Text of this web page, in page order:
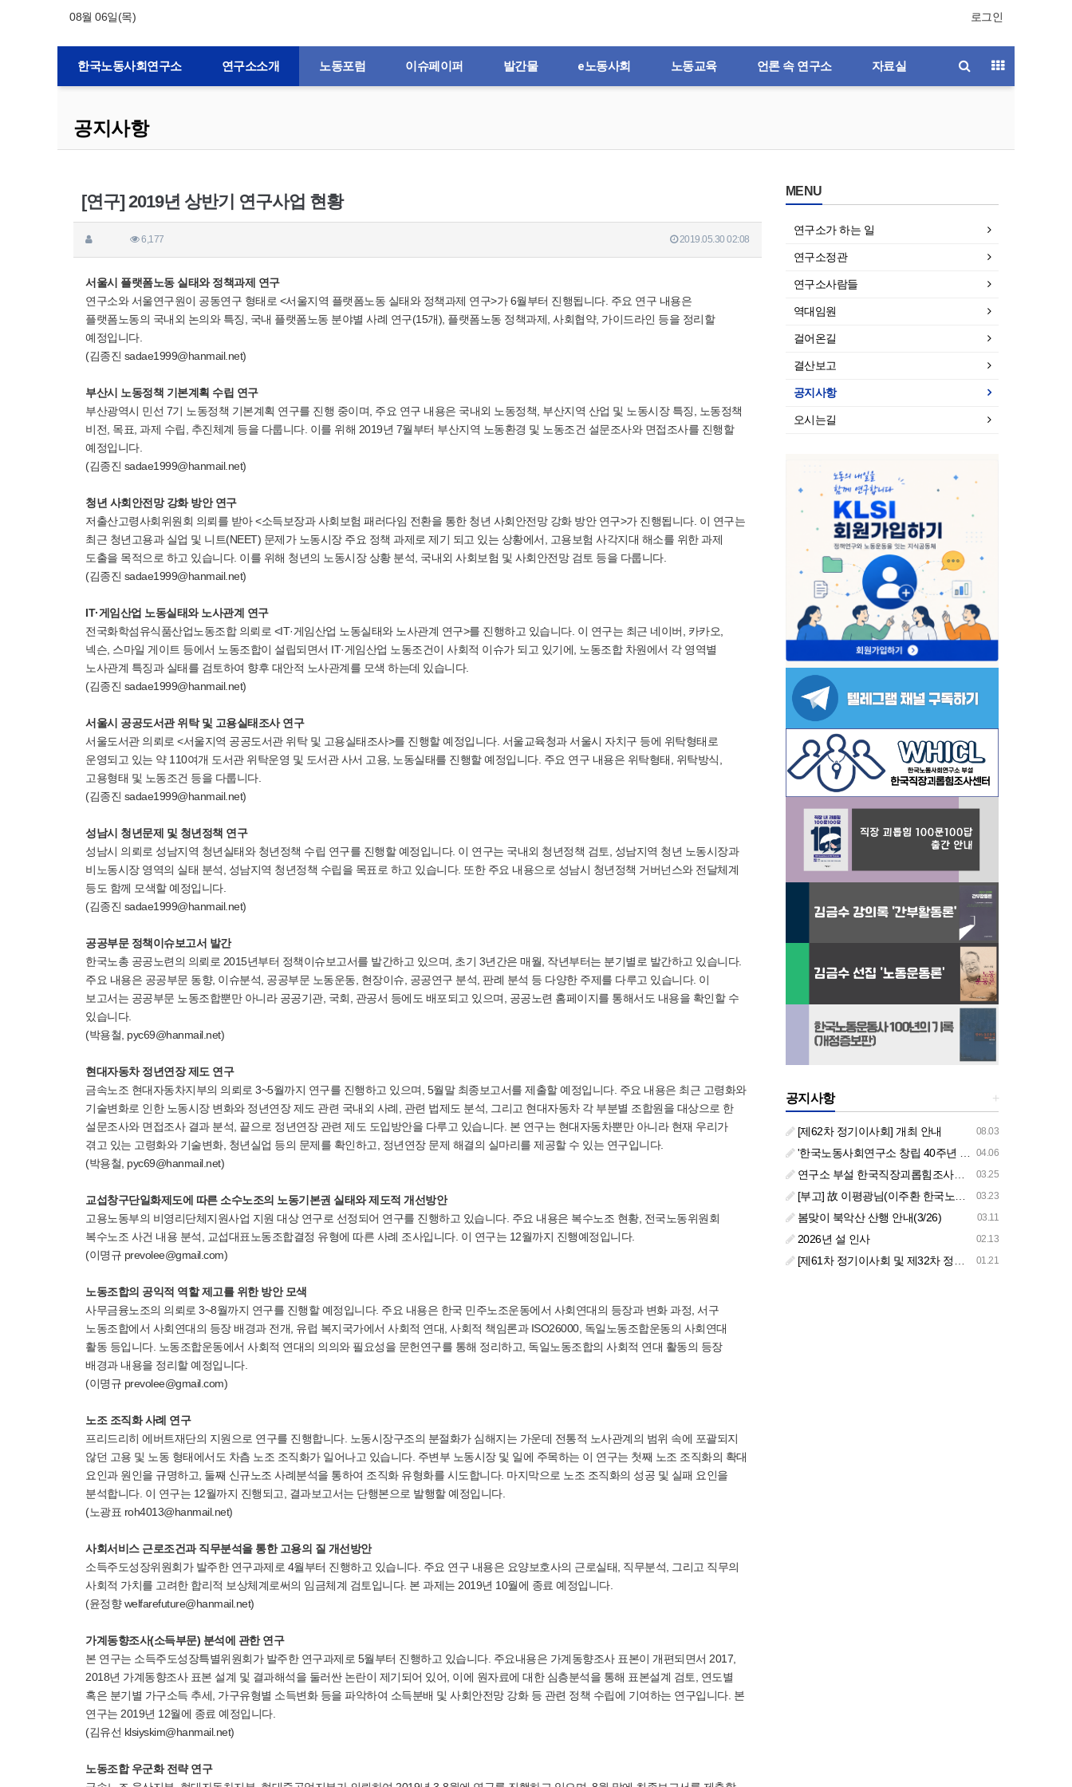
08월 06일(목) 로그인
한국노동사회연구소 연구소소개 노동포럼 이슈페이퍼 발간물 e노동사회 노동교육 언론 속 연구소 자료실
공지사항
[연구] 2019년 상반기 연구사업 현황
6,177 2019.05.30 02:08
서울시 플랫폼노동 실태와 정책과제 연구
연구소와 서울연구원이 공동연구 형태로 <서울지역 플랫폼노동 실태와 정책과제 연구>가 6월부터 진행됩니다. 주요 연구 내용은
플랫폼노동의 국내외 논의와 특징, 국내 플랫폼노동 분야별 사례 연구(15개), 플랫폼노동 정책과제, 사회협약, 가이드라인 등을 정리할
예정입니다.
(김종진 sadae1999@hanmail.net)
부산시 노동정책 기본계획 수립 연구
부산광역시 민선 7기 노동정책 기본계획 연구를 진행 중이며, 주요 연구 내용은 국내외 노동정책, 부산지역 산업 및 노동시장 특징, 노동정책
비전, 목표, 과제 수립, 추진체계 등을 다룹니다. 이를 위해 2019년 7월부터 부산지역 노동환경 및 노동조건 설문조사와 면접조사를 진행할
예정입니다.
(김종진 sadae1999@hanmail.net)
청년 사회안전망 강화 방안 연구
저출산고령사회위원회 의뢰를 받아 <소득보장과 사회보험 패러다임 전환을 통한 청년 사회안전망 강화 방안 연구>가 진행됩니다. 이 연구는
최근 청년고용과 실업 및 니트(NEET) 문제가 노동시장 주요 정책 과제로 제기 되고 있는 상황에서, 고용보험 사각지대 해소를 위한 과제
도출을 목적으로 하고 있습니다. 이를 위해 청년의 노동시장 상황 분석, 국내외 사회보험 및 사회안전망 검토 등을 다룹니다.
(김종진 sadae1999@hanmail.net)
IT·게임산업 노동실태와 노사관계 연구
전국화학섬유식품산업노동조합 의뢰로 <IT·게임산업 노동실태와 노사관계 연구>를 진행하고 있습니다. 이 연구는 최근 네이버, 카카오,
넥슨, 스마일 게이트 등에서 노동조합이 설립되면서 IT·게임산업 노동조건이 사회적 이슈가 되고 있기에, 노동조합 차원에서 각 영역별
노사관계 특징과 실태를 검토하여 향후 대안적 노사관계를 모색 하는데 있습니다.
(김종진 sadae1999@hanmail.net)
서울시 공공도서관 위탁 및 고용실태조사 연구
서울도서관 의뢰로 <서울지역 공공도서관 위탁 및 고용실태조사>를 진행할 예정입니다. 서울교육청과 서울시 자치구 등에 위탁형태로
운영되고 있는 약 110여개 도서관 위탁운영 및 도서관 사서 고용, 노동실태를 진행할 예정입니다. 주요 연구 내용은 위탁형태, 위탁방식,
고용형태 및 노동조건 등을 다룹니다.
(김종진 sadae1999@hanmail.net)
성남시 청년문제 및 청년정책 연구
성남시 의뢰로 성남지역 청년실태와 청년정책 수립 연구를 진행할 예정입니다. 이 연구는 국내외 청년정책 검토, 성남지역 청년 노동시장과
비노동시장 영역의 실태 분석, 성남지역 청년정책 수립을 목표로 하고 있습니다. 또한 주요 내용으로 성남시 청년정책 거버넌스와 전달체계
등도 함께 모색할 예정입니다.
(김종진 sadae1999@hanmail.net)
공공부문 정책이슈보고서 발간
한국노총 공공노련의 의뢰로 2015년부터 정책이슈보고서를 발간하고 있으며, 초기 3년간은 매월, 작년부터는 분기별로 발간하고 있습니다.
주요 내용은 공공부문 동향, 이슈분석, 공공부문 노동운동, 현장이슈, 공공연구 분석, 판례 분석 등 다양한 주제를 다루고 있습니다. 이
보고서는 공공부문 노동조합뿐만 아니라 공공기관, 국회, 관공서 등에도 배포되고 있으며, 공공노련 홈페이지를 통해서도 내용을 확인할 수
있습니다.
(박용철, pyc69@hanmail.net)
현대자동차 정년연장 제도 연구
금속노조 현대자동차지부의 의뢰로 3~5월까지 연구를 진행하고 있으며, 5월말 최종보고서를 제출할 예정입니다. 주요 내용은 최근 고령화와
기술변화로 인한 노동시장 변화와 정년연장 제도 관련 국내외 사례, 관련 법제도 분석, 그리고 현대자동차 각 부분별 조합원을 대상으로 한
설문조사와 면접조사 결과 분석, 끝으로 정년연장 관련 제도 도입방안을 다루고 있습니다. 본 연구는 현대자동차뿐만 아니라 현재 우리가
겪고 있는 고령화와 기술변화, 청년실업 등의 문제를 확인하고, 정년연장 문제 해결의 실마리를 제공할 수 있는 연구입니다.
(박용철, pyc69@hanmail.net)
교섭창구단일화제도에 따른 소수노조의 노동기본권 실태와 제도적 개선방안
고용노동부의 비영리단체지원사업 지원 대상 연구로 선정되어 연구를 진행하고 있습니다. 주요 내용은 복수노조 현황, 전국노동위원회
복수노조 사건 내용 분석, 교섭대표노동조합결정 유형에 따른 사례 조사입니다. 이 연구는 12월까지 진행예정입니다.
(이명규 prevolee@gmail.com)
노동조합의 공익적 역할 제고를 위한 방안 모색
사무금융노조의 의뢰로 3~8월까지 연구를 진행할 예정입니다. 주요 내용은 한국 민주노조운동에서 사회연대의 등장과 변화 과정, 서구
노동조합에서 사회연대의 등장 배경과 전개, 유럽 복지국가에서 사회적 연대, 사회적 책임론과 ISO26000, 독일노동조합운동의 사회연대
활동 등입니다. 노동조합운동에서 사회적 연대의 의의와 필요성을 문헌연구를 통해 정리하고, 독일노동조합의 사회적 연대 활동의 등장
배경과 내용을 정리할 예정입니다.
(이명규 prevolee@gmail.com)
노조 조직화 사례 연구
프리드리히 에버트재단의 지원으로 연구를 진행합니다. 노동시장구조의 분절화가 심해지는 가운데 전통적 노사관계의 범위 속에 포괄되지
않던 고용 및 노동 형태에서도 차츰 노조 조직화가 일어나고 있습니다. 주변부 노동시장 및 일에 주목하는 이 연구는 첫째 노조 조직화의 확대
요인과 원인을 규명하고, 둘째 신규노조 사례분석을 통하여 조직화 유형화를 시도합니다. 마지막으로 노조 조직화의 성공 및 실패 요인을
분석합니다. 이 연구는 12월까지 진행되고, 결과보고서는 단행본으로 발행할 예정입니다.
(노광표 roh4013@hanmail.net)
사회서비스 근로조건과 직무분석을 통한 고용의 질 개선방안
소득주도성장위원회가 발주한 연구과제로 4월부터 진행하고 있습니다. 주요 연구 내용은 요양보호사의 근로실태, 직무분석, 그리고 직무의
사회적 가치를 고려한 합리적 보상체계로써의 임금체계 검토입니다. 본 과제는 2019년 10월에 종료 예정입니다.
(윤정향 welfarefuture@hanmail.net)
가계동향조사(소득부문) 분석에 관한 연구
본 연구는 소득주도성장특별위원회가 발주한 연구과제로 5월부터 진행하고 있습니다. 주요내용은 가계동향조사 표본이 개편되면서 2017,
2018년 가계동향조사 표본 설계 및 결과해석을 둘러싼 논란이 제기되어 있어, 이에 원자료에 대한 심층분석을 통해 표본설계 검토, 연도별
혹은 분기별 가구소득 추세, 가구유형별 소득변화 등을 파악하여 소득분배 및 사회안전망 강화 등 관련 정책 수립에 기여하는 연구입니다. 본
연구는 2019년 12월에 종료 예정입니다.
(김유선 klsiyskim@hanmail.net)
노동조합 우군화 전략 연구
MENU
연구소가 하는 일
연구소정관
연구소사람들
역대임원
걸어온길
결산보고
공지사항
오시는길
+
공지사항
08.03
[제62차 정기이사회] 개최 안내
04.06
'한국노동사회연구소 창립 40주년 기념 행사 안내'
03.25
연구소 부설 한국직장괴롭힘조사센터 '2026년도 주요 사업 안내' (교육/컨설팅)
03.23
[부고] 故 이평광님(이주환 한국노동사회연구소 부소장 부친상)
03.11
봄맞이 북악산 산행 안내(3/26)
02.13
2026년 설 인사
01.21
[제61차 정기이사회 및 제32차 정기총회 합동회의] 개최 안내